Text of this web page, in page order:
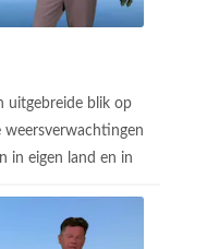
uitgebreide blik op
in eigen land en in